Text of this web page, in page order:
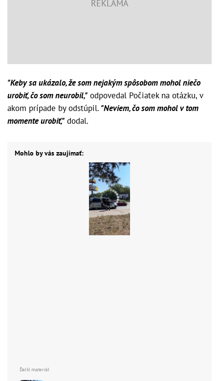
"Keby sa ukázalo, že som nejakým spôsobom mohol niečo
urobiť, čo som neurobil," odpovedal Počiatek na otázku, v
akom prípade by odstúpil. "Neviem, čo som mohol v tom
momente urobiť," dodal.
Mohlo by vás zaujímať: